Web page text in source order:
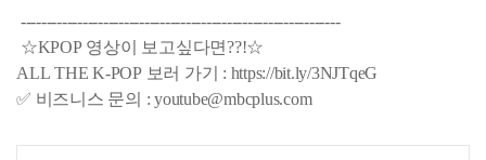
--------------------------------------------------------------
☆KPOP 영상이 보고싶다면??!☆
ALL THE K-POP 보러 가기 : https://bit.ly/3NJTqeG
✅ 비즈니스 문의 : youtube@mbcplus.com